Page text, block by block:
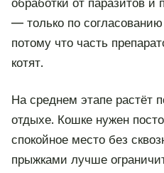
обработки от паразитов и
— только по
потому что часть
котят.
На среднем этапе растёт
отдыхе. Кошке нужен
спокойное место без
прыжками лучше